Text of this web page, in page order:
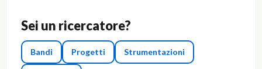
Sei un ricercatore?
Bandi Progetti Strumentazioni